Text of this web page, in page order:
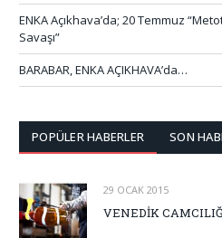
ENKA Açıkhava’da; 20 Temmuz
Savaşı”
BARABAR, ENKA AÇIKHAVA’da…
POPÜLER HABERLER SON
29 OCAK 2015
VENEDİK